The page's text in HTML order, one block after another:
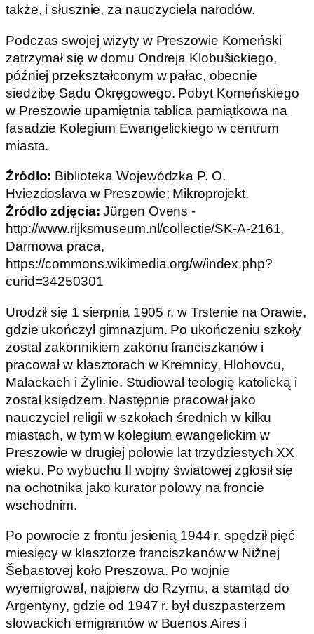
także, i słusznie, za nauczyciela narodów.
Podczas swojej wizyty w Preszowie Komeński
zatrzymał się w domu Ondreja Klobušickiego,
później przekształconym w pałac, obecnie
siedzibę Sądu Okręgowego. Pobyt Komeńskiego
w Preszowie upamiętnia tablica pamiątkowa na
fasadzie Kolegium Ewangelickiego w centrum
miasta.
Źródło: Biblioteka Wojewódzka P. O.
Hviezdoslava w Preszowie; Mikroprojekt.
Źródło zdjęcia: Jürgen Ovens -
http://www.rijksmuseum.nl/collectie/SK-A-2161,
Darmowa praca,
https://commons.wikimedia.org/w/index.php?
curid=34250301
Urodził się 1 sierpnia 1905 r. w Trstenie na Orawie,
gdzie ukończył gimnazjum. Po ukończeniu szkoły
został zakonnikiem zakonu franciszkanów i
pracował w klasztorach w Kremnicy, Hlohovcu,
Malackach i Żylinie. Studiował teologię katolicką i
został księdzem. Następnie pracował jako
nauczyciel religii w szkołach średnich w kilku
miastach, w tym w kolegium ewangelickim w
Preszowie w drugiej połowie lat trzydziestych XX
wieku. Po wybuchu II wojny światowej zgłosił się
na ochotnika jako kurator polowy na froncie
wschodnim.
Po powrocie z frontu jesienią 1944 r. spędził pięć
miesięcy w klasztorze franciszkanów w Nižnej
Šebastovej koło Preszowa. Po wojnie
wyemigrował, najpierw do Rzymu, a stamtąd do
Argentyny, gdzie od 1947 r. był duszpasterzem
słowackich emigrantów w Buenos Aires i